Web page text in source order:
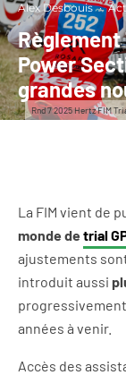
Rnd 7 2025 Hertz FIM
Alex Desbouis ·
Power
grandes
La FIM vient de
monde de trial
ajustements
introduit aussi
années à venir.
Accès des